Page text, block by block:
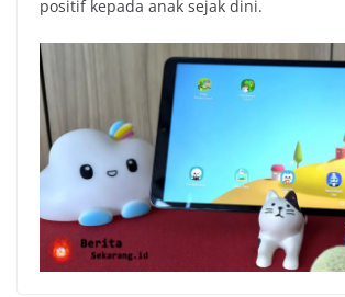
positif kepada anak sejak dini.